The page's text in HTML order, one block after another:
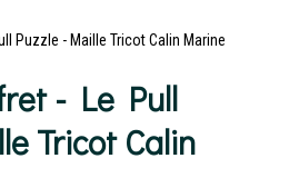
Puzzle - Maille Tricot Calin Marine
- Le Pull
Tricot Calin